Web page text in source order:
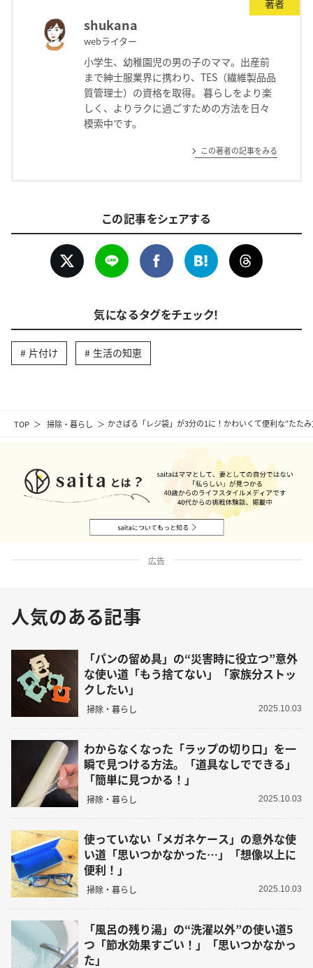
TOP 掃除・暮らし かさばる「レジ袋」が3分の1に！かわいくて便利な“たた
著者
shukana
webライター
小学生、幼稚園児の男の子のママ。出産前
まで紳士服業界に携わり、TES（繊維製品品
質管理士）の資格を取得。 暮らしをより楽
しく、よりラクに過ごすための方法を日々
模索中です。
この著者の記事をみる
この記事をシェアする
気になるタグをチェック！
片付け 生活の知恵
広告
人気のある記事
「パンの留め具」の“災害時に役立つ”意外
な使い道「もう捨てない」「家族分ストッ
クしたい」
掃除・暮らし 2025.10.03
わからなくなった「ラップの切り口」を一
瞬で見つける方法。「道具なしでできる」
「簡単に見つかる！」
掃除・暮らし 2025.10.03
使っていない「メガネケース」の意外な使
い道「思いつかなかった…」「想像以上に
便利！」
掃除・暮らし 2025.10.03
「風呂の残り湯」の“洗濯以外”の使い道5
つ「節水効果すごい！」「思いつかなかっ
た」